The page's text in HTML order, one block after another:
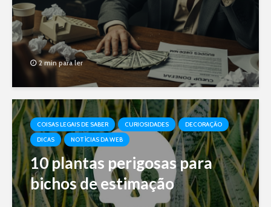
2 min para ler
COISAS LEGAIS DE SABER CURIOSIDADES
DECORAÇÃO
DICAS
NOTÍCIAS DA WEB
10 plantas perigosas para
bichos de estimação